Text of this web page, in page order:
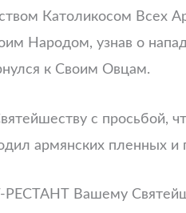
Католикосом Всех
Народом, узнав о
к Своим Овцам.
с просьбой,
армянских пленных и
Вашему